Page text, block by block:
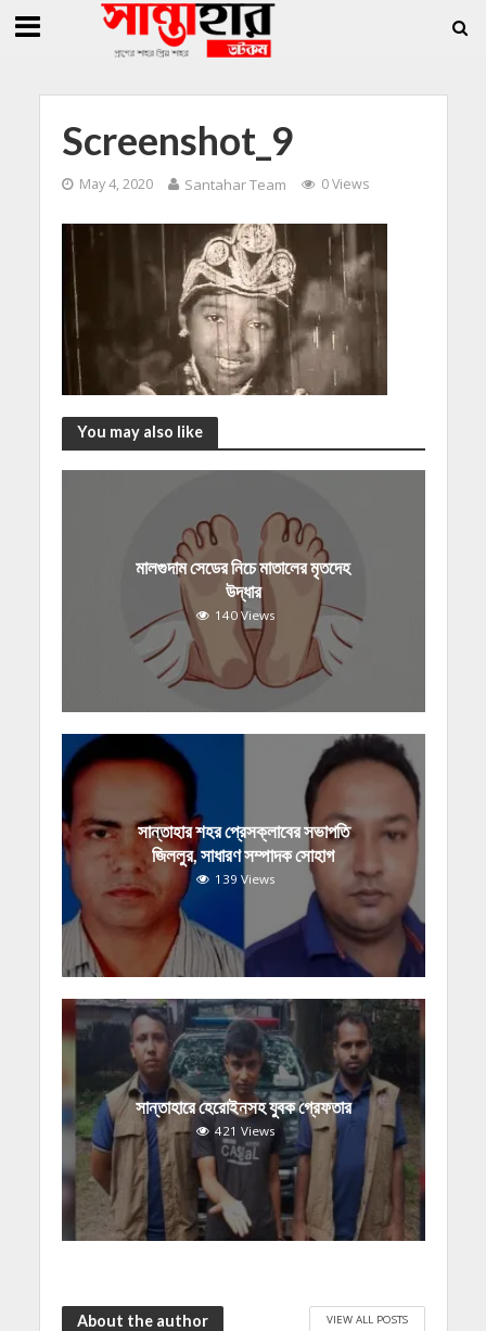
সাধারণ সম্পাদক সোহাগ » সান্তাহারে হেরোইনসহ যুবক গ্রেফতার
Screenshot_9
May 4, 2020 Santahar Team 0 Views
You may also like
মালগুদাম সেডের নিচে মাতালের মৃতদেহ
উদ্ধার
140 Views
সান্তাহার শহর প্রেসক্লাবের সভাপতি
জিললুর, সাধারণ সম্পাদক সোহাগ
139 Views
সান্তাহারে হেরোইনসহ যুবক গ্রেফতার
421 Views
About the author VIEW ALL POSTS